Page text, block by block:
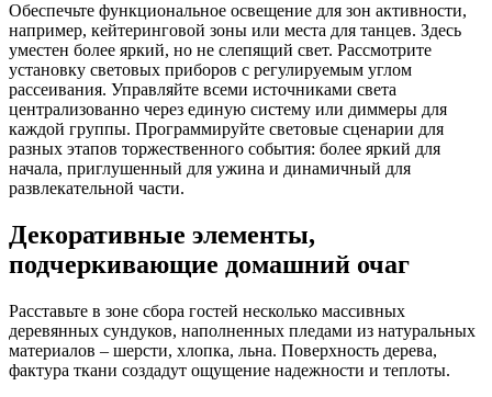
Обеспечьте функциональное освещение для зон активности,
например, кейтеринговой зоны или места для танцев. Здесь
уместен более яркий, но не слепящий свет. Рассмотрите
установку световых приборов с регулируемым углом
рассеивания. Управляйте всеми источниками света
централизованно через единую систему или диммеры для
каждой группы. Программируйте световые сценарии для
разных этапов торжественного события: более яркий для
начала, приглушенный для ужина и динамичный для
развлекательной части.
Декоративные элементы,
подчеркивающие домашний очаг
Расставьте в зоне сбора гостей несколько массивных
деревянных сундуков, наполненных пледами из натуральных
материалов – шерсти, хлопка, льна. Поверхность дерева,
фактура ткани создадут ощущение надежности и теплоты.